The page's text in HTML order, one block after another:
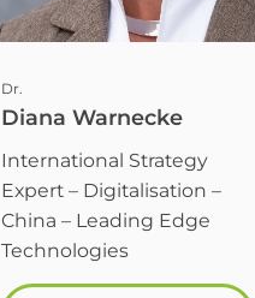
Dr.
Diana Warnecke
International Strategy
Expert – Digitalisation –
China – Leading Edge
Technologies